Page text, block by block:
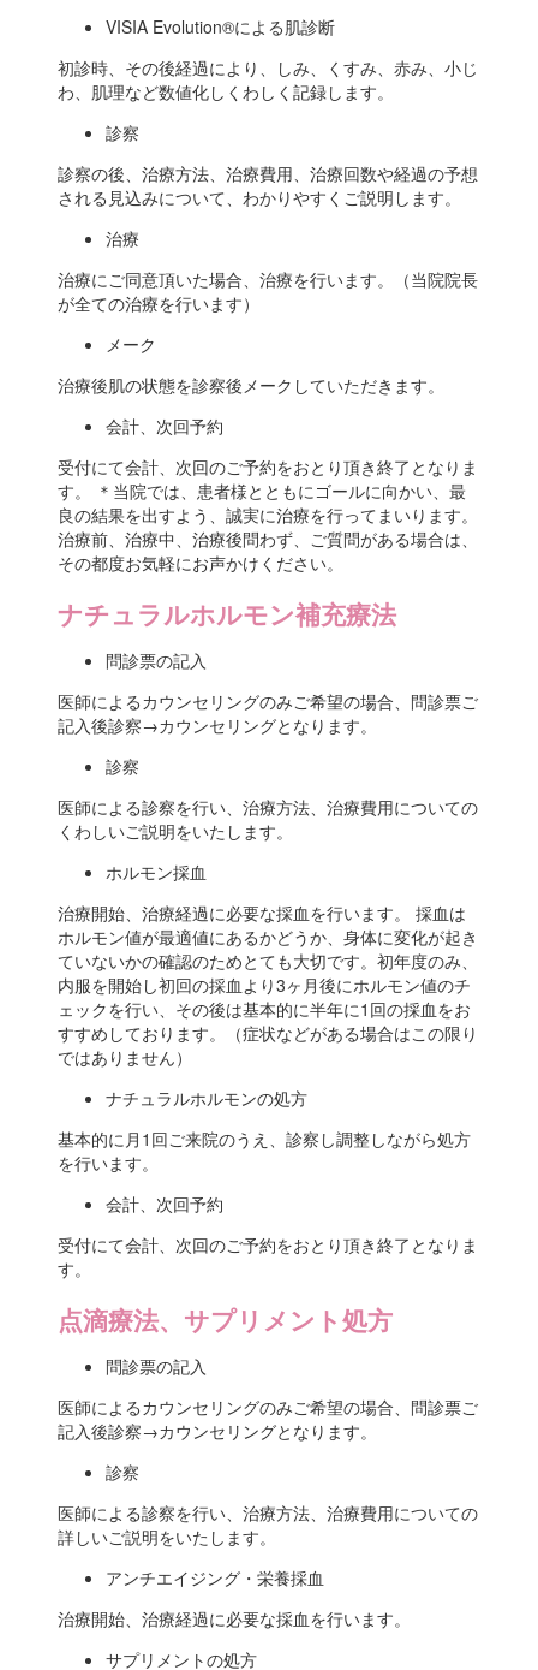
VISIA Evolution®による肌診断
初診時、その後経過により、しみ、くすみ、赤み、小じ
わ、肌理など数値化しくわしく記録します。
診察
診察の後、治療方法、治療費用、治療回数や経過の予想
される見込みについて、わかりやすくご説明します。
治療
治療にご同意頂いた場合、治療を行います。（当院院長
が全ての治療を行います）
メーク
治療後肌の状態を診察後メークしていただきます。
会計、次回予約
受付にて会計、次回のご予約をおとり頂き終了となりま
す。 ＊当院では、患者様とともにゴールに向かい、最
良の結果を出すよう、誠実に治療を行ってまいります。
治療前、治療中、治療後問わず、ご質問がある場合は、
その都度お気軽にお声かけください。
ナチュラルホルモン補充療法
問診票の記入
医師によるカウンセリングのみご希望の場合、問診票ご
記入後診察→カウンセリングとなります。
診察
医師による診察を行い、治療方法、治療費用についての
くわしいご説明をいたします。
ホルモン採血
治療開始、治療経過に必要な採血を行います。 採血は
ホルモン値が最適値にあるかどうか、身体に変化が起き
ていないかの確認のためとても大切です。初年度のみ、
内服を開始し初回の採血より3ヶ月後にホルモン値のチ
ェックを行い、その後は基本的に半年に1回の採血をお
すすめしております。（症状などがある場合はこの限り
ではありません）
ナチュラルホルモンの処方
基本的に月1回ご来院のうえ、診察し調整しながら処方
を行います。
会計、次回予約
受付にて会計、次回のご予約をおとり頂き終了となりま
す。
点滴療法、サプリメント処方
問診票の記入
医師によるカウンセリングのみご希望の場合、問診票ご
記入後診察→カウンセリングとなります。
診察
医師による診察を行い、治療方法、治療費用についての
詳しいご説明をいたします。
アンチエイジング・栄養採血
治療開始、治療経過に必要な採血を行います。
サプリメントの処方